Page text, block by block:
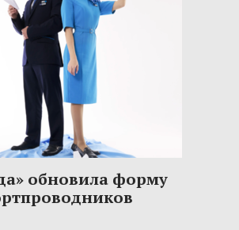
обновила форму